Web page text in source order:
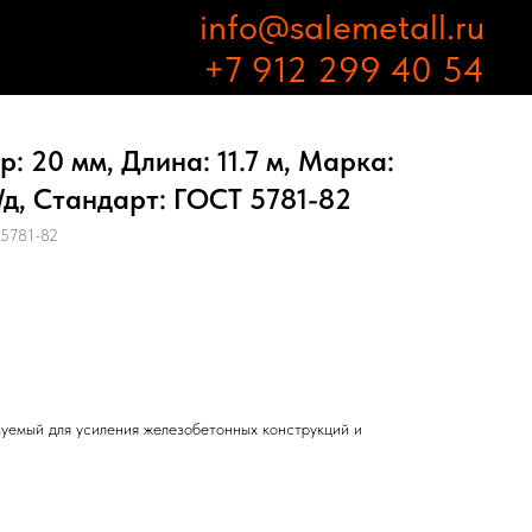
info@salemetall.ru
+7 912 299 40 54
20 мм, Длина: 11.7 м, Марка:
Стандарт: ГОСТ 5781-82
82
для усиления железобетонных конструкций и